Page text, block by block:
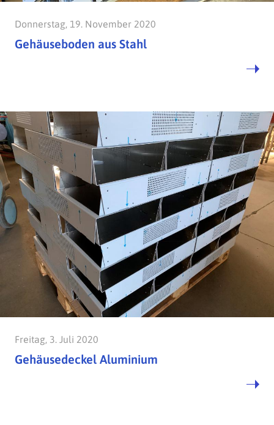
Donnerstag, 19. November 2020
Gehäuseboden aus Stahl
Freitag, 3. Juli 2020
Gehäusedeckel Aluminium